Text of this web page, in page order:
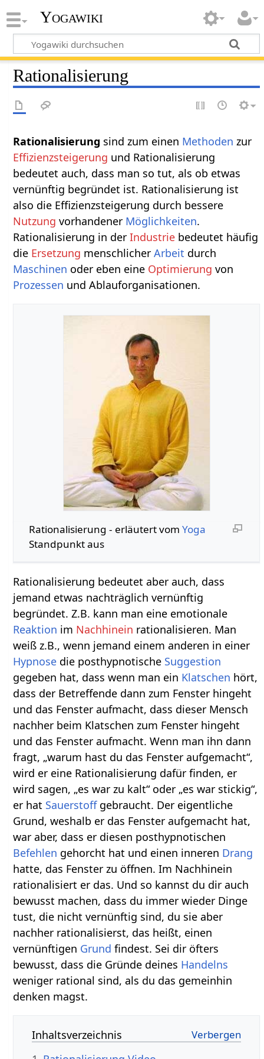
Yogawiki
Rationalisierung
sind zum einen Methoden zur
Effizienzsteigerung und Rationalisierung
bedeutet auch, dass man so tut, als ob etwas
vernünftig begründet ist. Rationalisierung ist
also die Effizienzsteigerung durch bessere
Nutzung vorhandener Möglichkeiten.
Rationalisierung in derIndustrie bedeutet häufig
die Ersetzung menschlicherArbeit durch
Maschinen oder eben eine Optimierung von
Prozessen und Ablauforganisationen.
Rationalisierung‏‎ - erläutert vom Yoga
Standpunkt aus
Rationalisierung bedeutet aber auch, dass
jemand etwas nachträglich vernünftig
begründet. Z.B. kann man eine emotionale
Reaktion im Nachhinein rationalisieren. Man
weiß z.B., wenn jemand einem anderen in einer
Hypnose die posthypnotische Suggestion
gegeben hat, dass wenn man ein Klatschen hört,
dass der Betreffende dann zum Fenster hingeht
und das Fenster aufmacht, dass dieser Mensch
nachher beim Klatschen zum Fenster hingeht
und das Fenster aufmacht. Wenn man ihn dann
fragt, „warum hast du das Fenster aufgemacht“,
wird er eine Rationalisierung dafür finden, er
wird sagen, „es war zu kalt“ oder „es war stickig“,
er hat Sauerstoffgebraucht. Der eigentliche
Grund, weshalb er das Fenster aufgemacht hat,
war aber, dass er diesen posthypnotischen
Befehlen gehorcht hat und einen inneren Drang
hatte, das Fenster zu öffnen. Im Nachhinein
rationalisiert er das. Und so kannst du dir auch
bewusst machen, dass du immer wieder Dinge
tust, die nicht vernünftig sind, du sie aber
nachher rationalisierst, das heißt, einen
vernünftigen Grund findest. Sei dir öfters
bewusst, dass die Gründe deines Handelns
weniger rational sind, als du das gemeinhin
denken magst.
Inhaltsverzeichnis